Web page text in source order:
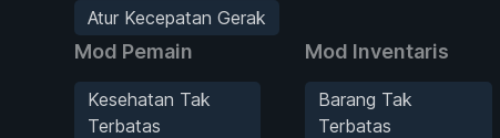
Atur Kecepatan Gerak
Mod Pemain
Kesehatan Tak
Terbatas
Mod Inventaris
Barang Tak
Terbatas